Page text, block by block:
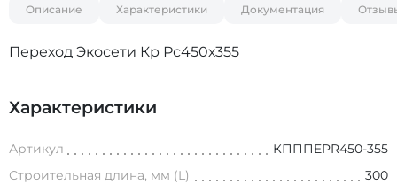
Описание Характеристики Документация
Переход Экосети Кр Рс450х355
Характеристики
Артикул
КПППEPR450-355
Строительная длина, мм (L)
300